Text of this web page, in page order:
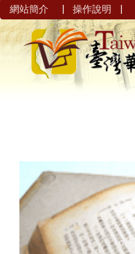
網站簡介 | 操作說明 |